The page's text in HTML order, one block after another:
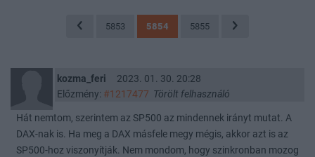
5853 5854 5855
kozma_feri
2023. 01. 30. 20:28
Előzmény: #1217477 Törölt felhasználó
Hát nemtom, szerintem az SP500 az mindennek irányt mutat. A
DAX-nak is. Ha meg a DAX másfele megy mégis, akkor azt is az
SP500-hoz viszonyítják. Nem mondom, hogy szinkronban mozog